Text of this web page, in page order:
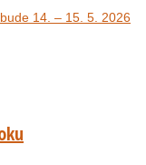
14. – 15. 5. 2026